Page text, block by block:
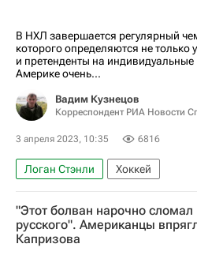
В НХЛ завершается регулярный
которого определяются не только
и претенденты на
Америке очень...
Вадим Кузнецов
Корреспондент РИА Новости
3 апреля 2023, 10:35 6816
Логан Стэнли
Хоккей
Национальная хоккейная лига
Материалы РИА Спорт
Авторы РИА Новости Спорт
"Этот болван нарочно сломал
русского". Американцы
Капризова